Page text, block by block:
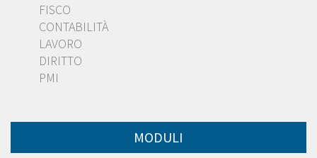
FISCO
CONTABILITÀ
LAVORO
DIRITTO
PMI
MODULI